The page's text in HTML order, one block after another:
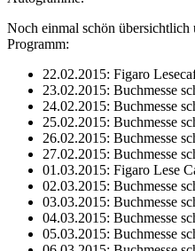
Noch einmal schön übersichtlich
Programm:
22.02.2015: Figaro
23.02.2015: Buchmesse
24.02.2015: Buchmesse
25.02.2015: Buchmesse
26.02.2015: Buchmesse
27.02.2015: Buchmesse
01.03.2015: Figaro Lese
02.03.2015: Buchmesse
03.03.2015: Buchmesse
04.03.2015: Buchmesse
05.03.2015: Buchmesse